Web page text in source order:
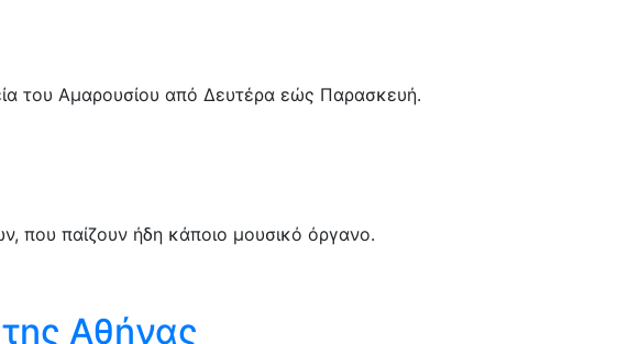
του Αμαρουσίου από Δευτέρα εώς Παρασκευή.
που παίζουν ήδη κάποιο μουσικό όργανο.
Αθήνας